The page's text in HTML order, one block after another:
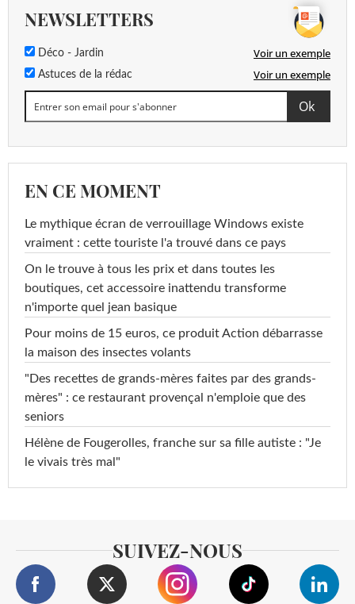
NEWSLETTERS
Déco - Jardin Voir un exemple
Astuces de la rédac Voir un exemple
EN CE MOMENT
Le mythique écran de verrouillage Windows existe
vraiment : cette touriste l'a trouvé dans ce pays
On le trouve à tous les prix et dans toutes les
boutiques, cet accessoire inattendu transforme
n'importe quel jean basique
Pour moins de 15 euros, ce produit Action débarrasse
la maison des insectes volants
"Des recettes de grands-mères faites par des grands-
mères" : ce restaurant provençal n'emploie que des
seniors
Hélène de Fougerolles, franche sur sa fille autiste : "Je
le vivais très mal"
SUIVEZ-NOUS